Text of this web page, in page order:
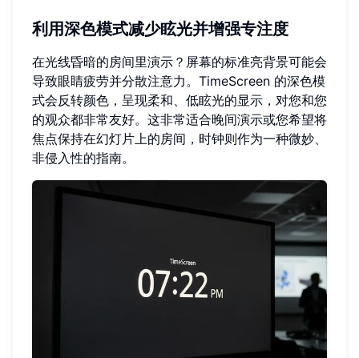
利用深色模式减少眩光并增强专注度
在光线昏暗的房间里演示？屏幕的标准亮背景可能会
导致眼睛疲劳并分散注意力。TimeScreen 的深色模
式会反转颜色，呈现柔和、低眩光的显示，对您和您
的观众都非常友好。这非常适合晚间演示或您希望将
焦点保持在幻灯片上的房间，时钟则作为一种微妙、
非侵入性的指南。